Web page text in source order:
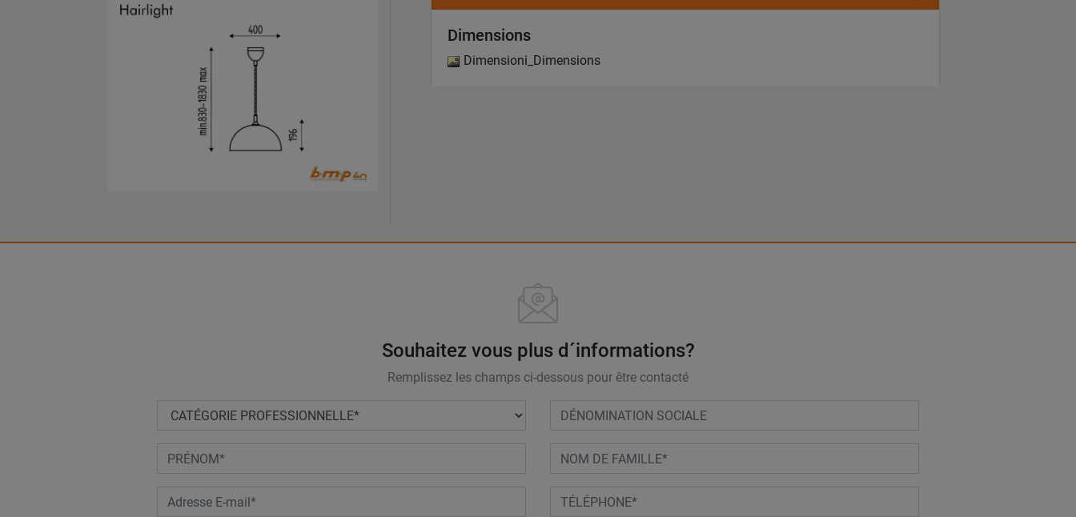
Dimensions
Dimensioni_Dimensions
Souhaitez vous plus d´informations?
Remplissez les champs ci-dessous pour être contacté